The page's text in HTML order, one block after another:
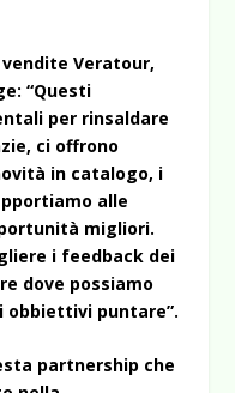
Veratour,
“Questi
per rinsaldare
ci offrono
in catalogo, i
alle
migliori.
i feedback dei
dove possiamo
obbiettivi puntare”.
partnership che